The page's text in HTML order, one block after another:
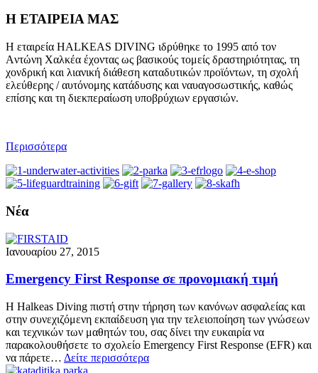
Η ΕΤΑΙΡΕΙΑ ΜΑΣ
Η εταιρεία HALKEAS DIVING ιδρύθηκε το 1995 από τον
Aντώνη Xαλκέα έχοντας ως βασικούς τομείς δραστηριότητας, τη
χονδρική και λιανική διάθεση καταδυτικών προϊόντων, τη σχολή
ελεύθερης / αυτόνομης κατάδυσης και ναυαγοσωστικής, καθώς
επίσης και τη διεκπεραίωση υποβρύχιων εργασιών.
Περισσότερα
Νέα
Ιανουαρίου 27, 2015
Emergency First Response σε προνομιακή τιμή
Η Halkeas Diving πιστή στην τήρηση των κανόνων ασφαλείας και
στην συνεχιζόμενη εκπαίδευση για την τελειοποίηση των γνώσεων
και τεχνικών των μαθητών του, σας δίνει την ευκαιρία να
παρακολουθήσετε το σχολείο Emergency First Response (EFR) και
να πάρετε… Δείτε περισσότερα